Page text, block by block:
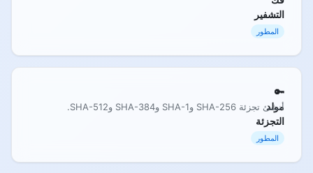
التشفير
المطور
🔑
مولد
التجزئة
أنشئ تجزئة SHA-256 وSHA-1 وSHA-384 وSHA-512.
المطور